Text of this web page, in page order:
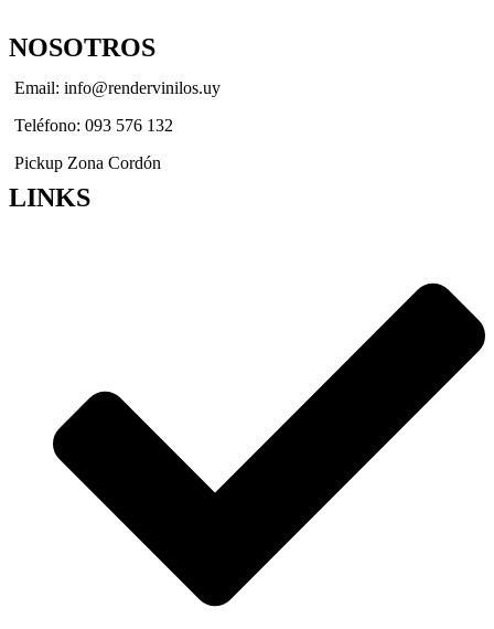
NOSOTROS
Email: info@rendervinilos.uy
Teléfono: 093 576 132
Pickup Zona Cordón
LINKS